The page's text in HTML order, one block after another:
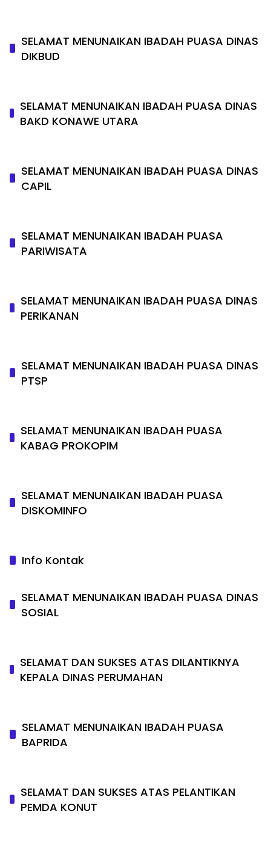
SELAMAT MENUNAIKAN IBADAH PUASA DINAS
DIKBUD
SELAMAT MENUNAIKAN IBADAH PUASA DINAS
BAKD KONAWE UTARA
SELAMAT MENUNAIKAN IBADAH PUASA DINAS
CAPIL
SELAMAT MENUNAIKAN IBADAH PUASA
PARIWISATA
SELAMAT MENUNAIKAN IBADAH PUASA DINAS
PERIKANAN
SELAMAT MENUNAIKAN IBADAH PUASA DINAS
PTSP
SELAMAT MENUNAIKAN IBADAH PUASA
KABAG PROKOPIM
SELAMAT MENUNAIKAN IBADAH PUASA
DISKOMINFO
Info Kontak
SELAMAT MENUNAIKAN IBADAH PUASA DINAS
SOSIAL
SELAMAT DAN SUKSES ATAS DILANTIKNYA
KEPALA DINAS PERUMAHAN
SELAMAT MENUNAIKAN IBADAH PUASA
BAPRIDA
SELAMAT DAN SUKSES ATAS PELANTIKAN
PEMDA KONUT